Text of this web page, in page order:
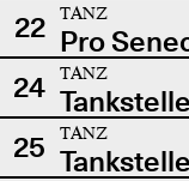
22
TANZ
Pro
24
TANZ
25
TANZ